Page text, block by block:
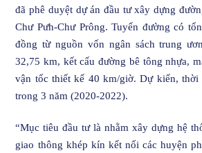
đã phê duyệt dự án đầu tư xây dựng
Chư Pưh-Chư Prông. Tuyến đường có
đồng từ nguồn vốn ngân sách trung
32,75 km, kết cấu đường bê tông nhựa,
vận tốc thiết kế 40 km/giờ. Dự kiến, thời
trong 3 năm (2020-2022).
“Mục tiêu đầu tư là nhằm xây dựng hệ
giao thông khép kín kết nối các huyện